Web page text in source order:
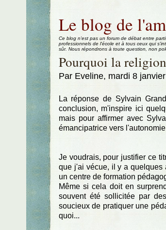
Aller au contenu
Le blog de
Ce blog n'est pas un forum de débat entre
professionnels de l'école et à tous ceux qui
sûr. Nous répondrons à toute question, non
Pourquoi la
Par Eveline, mardi 8
La réponse de Sylvain
conclusion, m'inspire ici
mais pour affirmer avec
émancipatrice vers
Je voudrais, pour justifier ce
que j'ai vécue, il y a quelques
un centre de formation
Même si cela doit en
souvent été sollicitée par
soucieux de pratiquer une
quoi...